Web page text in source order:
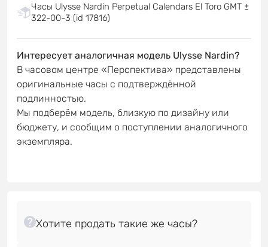
Часы Ulysse Nardin Perpetual Calendars El Toro GMT ±
322-00-3 (id 17816)
Интересует аналогичная модель Ulysse Nardin?
В часовом центре «Перспектива» представлены
оригинальные часы с подтверждённой
подлинностью.
Мы подберём модель, близкую по дизайну или
бюджету, и сообщим о поступлении аналогичного
экземпляра.